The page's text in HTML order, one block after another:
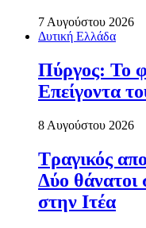
7 Αυγούστου 2026
Δυτική Ελλάδα
Πύργος: Το
Επείγοντα
8 Αυγούστου 2026
Τραγικός
Δύο θάνατοι
στην Ιτέα